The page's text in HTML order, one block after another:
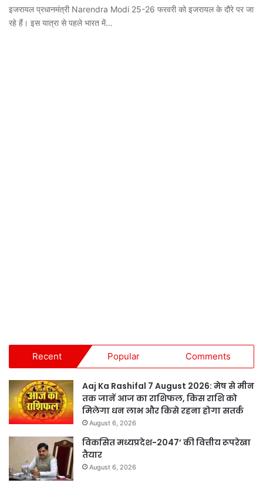
इजरायल प्रधानमंत्री Narendra Modi 25-26 फरवरी को इजरायल के दौरे पर जा
रहे हैं। इस यात्रा से पहले भारत में…
Recent Popular Comments
Aaj Ka Rashifal 7 August 2026: मेष से मीन
तक जानें आज का राशिफल, किस राशि को
मिलेगा धन लाभ और किसे रहना होगा सतर्क
August 6, 2026
विकसित मध्यप्रदेश-2047’ की वित्तीय रूपरेखा
तैयार
August 6, 2026